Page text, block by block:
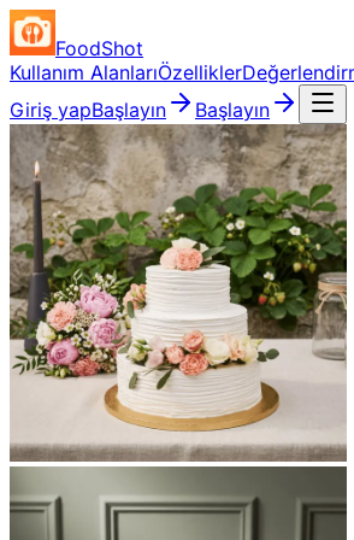
FoodShot
Kullanım AlanlarıÖzellikler
Giriş yapBaşlayın Başlayın